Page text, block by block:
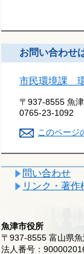
お問い合わせ
市民環境課
〒937-8555 魚
0765-23-1092
このページ
問い合わせ
リンク・著作
魚津市役所
〒937-8555 富山県
法人番号：